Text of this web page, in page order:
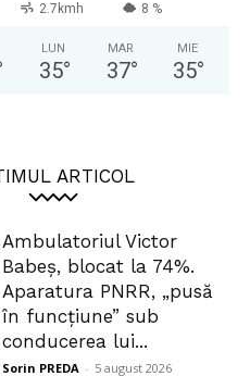
2.7kmh 8 %
LUN
35°
MAR
37°
MIE
35°
ARTICOL
Ambulatoriul Victor
Babeș, blocat la 74%.
Aparatura PNRR, „pusă
în funcțiune” sub
conducerea lui...
Sorin PREDA - 5 august 2026